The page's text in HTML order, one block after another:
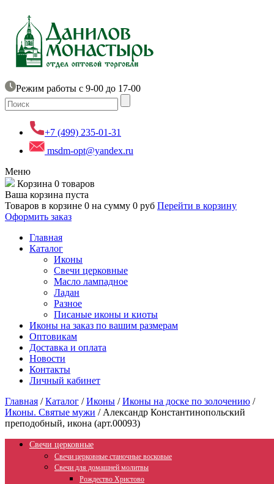
Режим работы с 9-00 до 17-00
+7 (499) 235-01-31
msdm-opt@yandex.ru
Меню
Корзина 0 товаров
Ваша корзина пуста
Товаров в корзине 0 на сумму 0 руб Перейти в корзину
Оформить заказ
Главная
Каталог
Иконы
Свечи церковные
Масло лампадное
Ладан
Разное
Писаные иконы и киоты
Иконы на заказ по вашим размерам
Оптовикам
Доставка и оплата
Новости
Контакты
Личный кабинет
Главная /Каталог /Иконы /Иконы на доске по золочению /
Иконы. Святые мужи / Александр Константинопольский
преподобный, икона (арт.00093)
Свечи церковные
Свечи церковные станочные восковые
Свечи для домашней молитвы
Рождество Христово